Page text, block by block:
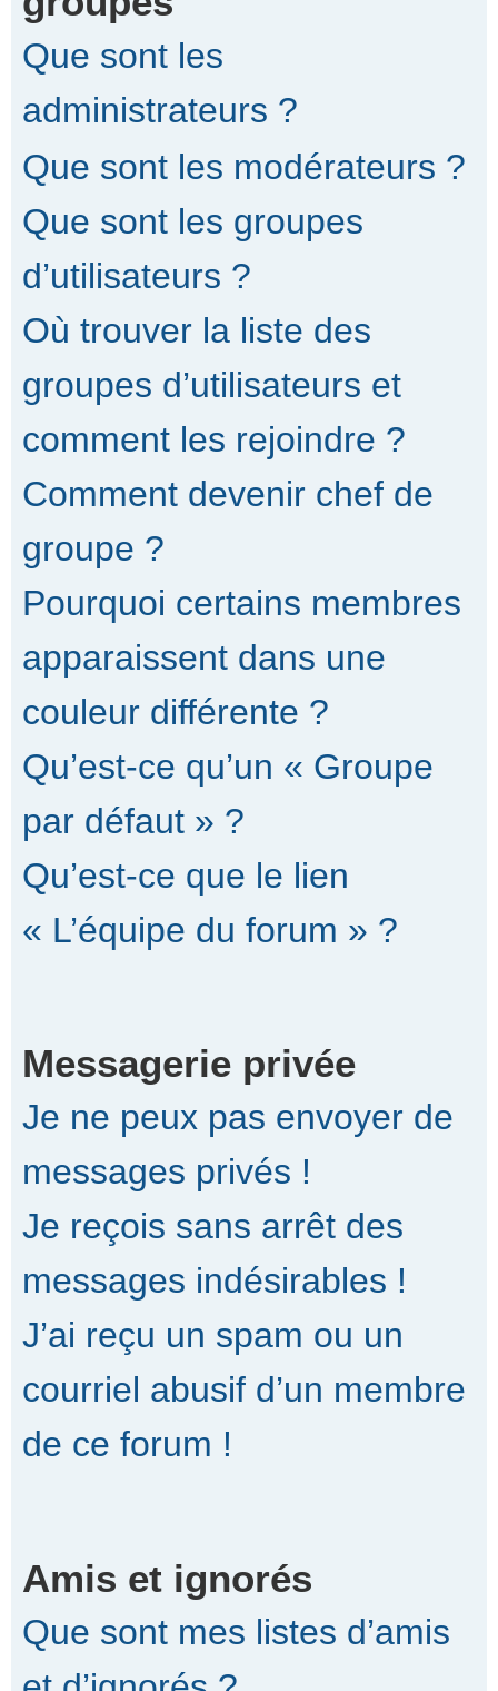
Que sont les
administrateurs ?
Que sont les modérateurs ?
Que sont les groupes
d’utilisateurs ?
Où trouver la liste des
groupes d’utilisateurs et
comment les rejoindre ?
Comment devenir chef de
groupe ?
Pourquoi certains membres
apparaissent dans une
couleur différente ?
Qu’est-ce qu’un « Groupe
par défaut » ?
Qu’est-ce que le lien
« L’équipe du forum » ?
Messagerie privée
Je ne peux pas envoyer de
messages privés !
Je reçois sans arrêt des
messages indésirables !
J’ai reçu un spam ou un
courriel abusif d’un membre
de ce forum !
Amis et ignorés
Que sont mes listes d’amis